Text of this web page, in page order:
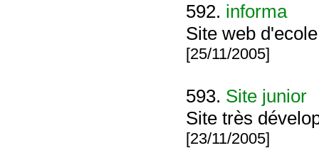
592. informa
Site web
[25/11/2005]
593. Site junior
Site très
[23/11/2005]